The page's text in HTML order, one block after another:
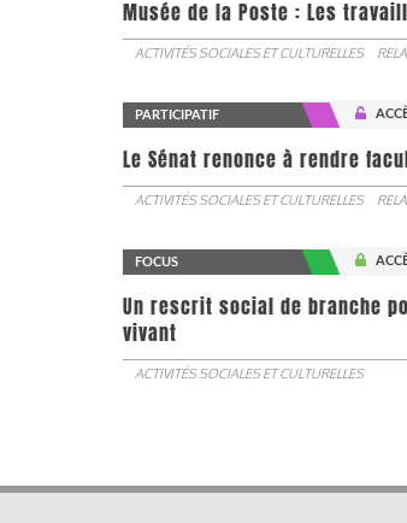
Musée de la Poste : Les
ACTIVITÉS SOCIALES ET CULTURELLES
PARTICIPATIF
Le Sénat renonce à rendre
ACTIVITÉS SOCIALES ET CULTURELLES
FOCUS
Un rescrit social de branche
vivant
ACTIVITÉS SOCIALES ET CULTURELLES